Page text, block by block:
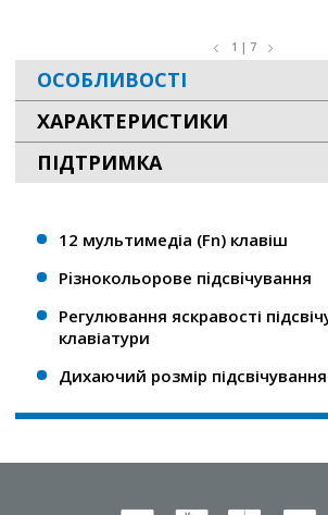
1 | 7
ОСОБЛИВОСТІ
ХАРАКТЕРИСТИКИ
ПІДТРИМКА
12 мультимедіа (Fn) клавіш
Рiзнокольорове пiдсвiчування
Регулювання яскравості
клавіатури
Дихаючий розмір